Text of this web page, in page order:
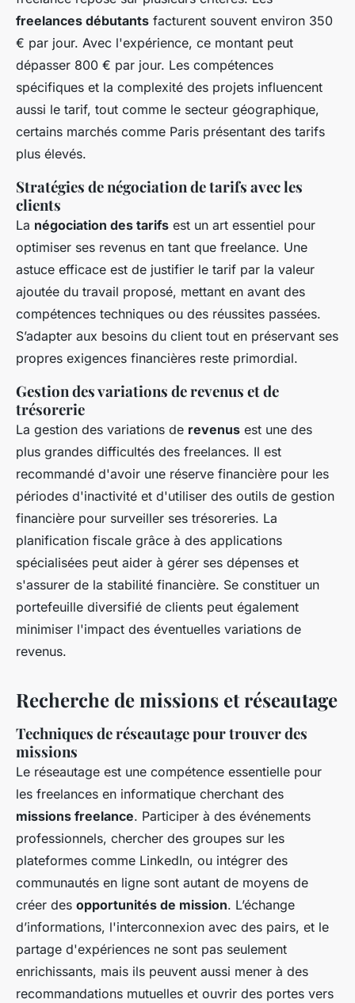
freelances débutants facturent souvent environ 350
€ par jour. Avec l'expérience, ce montant peut
dépasser 800 € par jour. Les compétences
spécifiques et la complexité des projets influencent
aussi le tarif, tout comme le secteur géographique,
certains marchés comme Paris présentant des tarifs
plus élevés.
Stratégies de négociation de tarifs avec les
clients
La négociation des tarifs est un art essentiel pour
optimiser ses revenus en tant que freelance. Une
astuce efficace est de justifier le tarif par la valeur
ajoutée du travail proposé, mettant en avant des
compétences techniques ou des réussites passées.
S’adapter aux besoins du client tout en préservant ses
propres exigences financières reste primordial.
Gestion des variations de revenus et de
trésorerie
La gestion des variations de revenus est une des
plus grandes difficultés des freelances. Il est
recommandé d'avoir une réserve financière pour les
périodes d'inactivité et d'utiliser des outils de gestion
financière pour surveiller ses trésoreries. La
planification fiscale grâce à des applications
spécialisées peut aider à gérer ses dépenses et
s'assurer de la stabilité financière. Se constituer un
portefeuille diversifié de clients peut également
minimiser l'impact des éventuelles variations de
revenus.
Recherche de missions et réseautage
Techniques de réseautage pour trouver des
missions
Le réseautage est une compétence essentielle pour
les freelances en informatique cherchant des
missions freelance. Participer à des événements
professionnels, chercher des groupes sur les
plateformes comme LinkedIn, ou intégrer des
communautés en ligne sont autant de moyens de
créer des opportunités de mission. L’échange
d’informations, l'interconnexion avec des pairs, et le
partage d'expériences ne sont pas seulement
enrichissants, mais ils peuvent aussi mener à des
recommandations mutuelles et ouvrir des portes vers